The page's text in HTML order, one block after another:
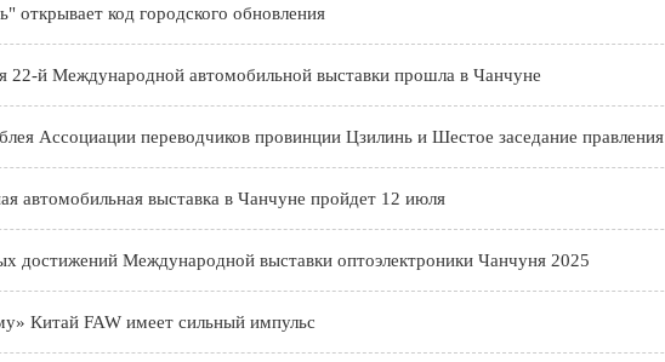
открывает код городского обновления
22-й Международной автомобильной выставки прошла в Чанчуне
Ассоциации переводчиков провинции Цзилинь и Шестое заседание правления
автомобильная выставка в Чанчуне пройдет 12 июля
достижений Международной выставки оптоэлектроники Чанчуня 2025
Китай FAW имеет сильный импульс